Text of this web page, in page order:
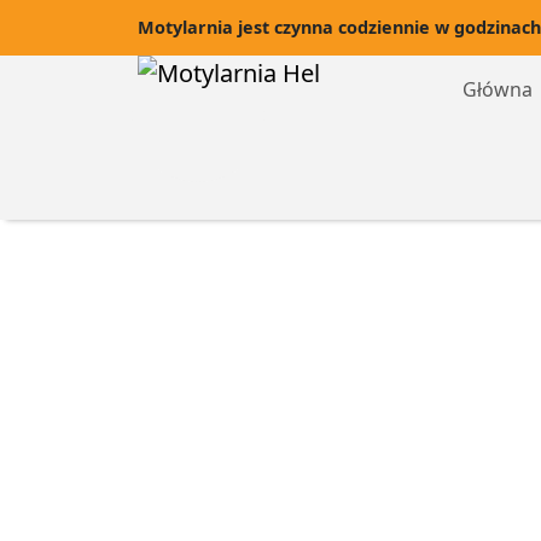
Motylarnia jest czynna codziennie w
Główna